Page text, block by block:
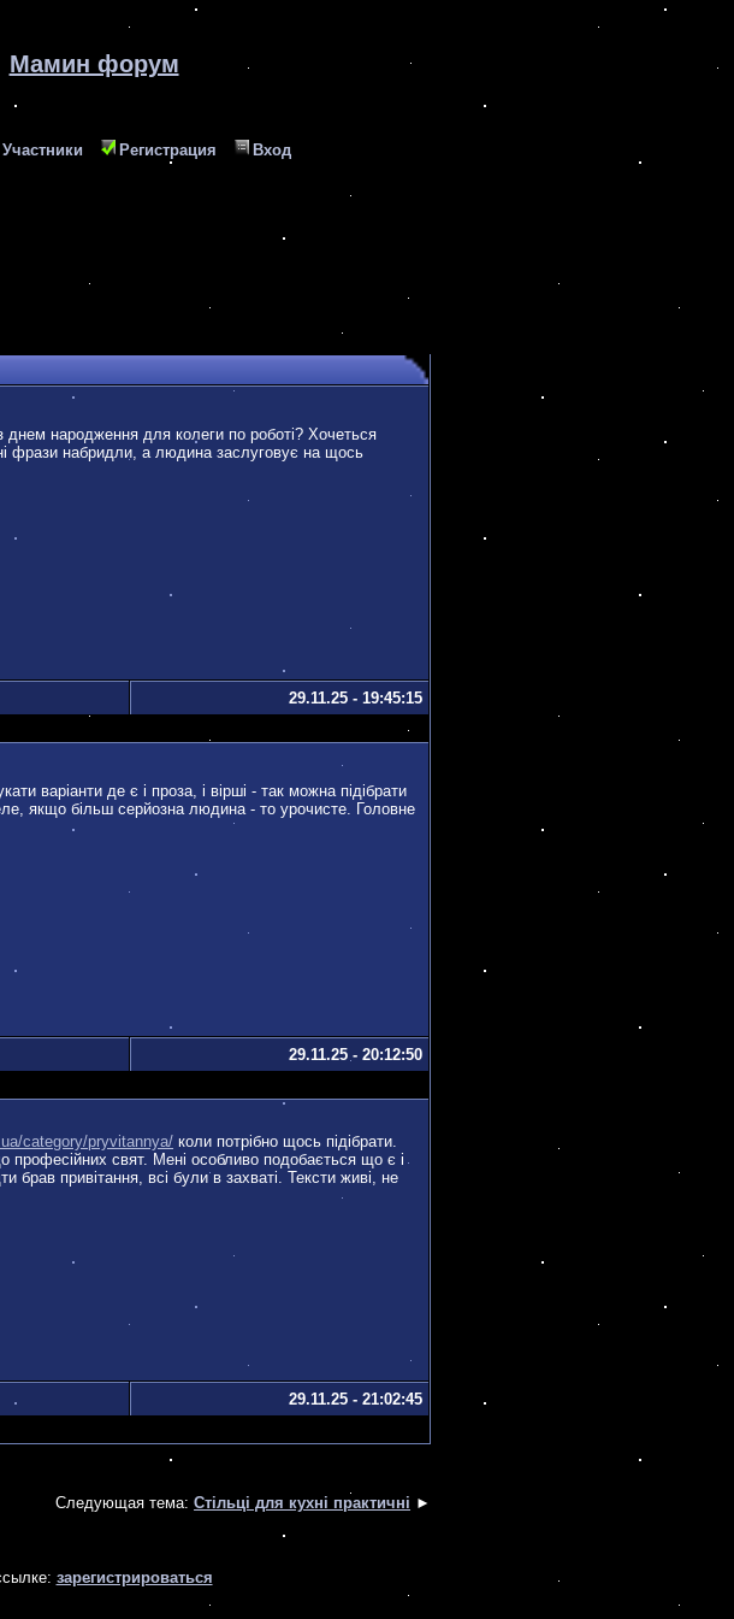
Мамин форум
Участники Регистрация Вход
днем народження для колеги по роботі? Хочеться
фрази набридли, а людина заслуговує на щось
29.11.25 - 19:45:15
варіанти де є і проза, і вірші - так можна підібрати
якщо більш серйозна людина - то урочисте. Головне
29.11.25 - 20:12:50
category/pryvitannya/ коли потрібно щось підібрати.
професійних свят. Мені особливо подобається що є і
брав привітання, всі були в захваті. Тексти живі, не
29.11.25 - 21:02:45
Следующая тема:Стільці для кухні практичні ►
зарегистрироваться